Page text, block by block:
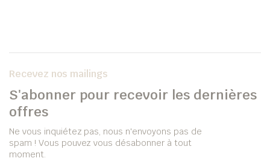
Recevez nos mailings
S'abonner pour recevoir les dernières
offres
Ne vous inquiétez pas, nous n'envoyons pas de
spam ! Vous pouvez vous désabonner à tout
moment.